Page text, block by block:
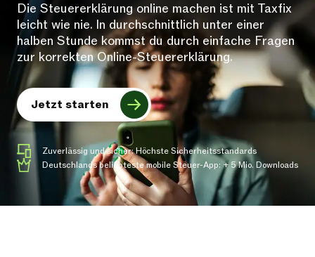
Die Steuererklärung online machen ist mit Taxfix
leicht wie nie. In durchschnittlich unter einer
halben Stunde kommst du durch einfache Fragen
zur korrekten Online-Steuererklärung.
Jetzt starten
Zuverlässig und sicher: Höchste Sicherheitsstandards
Deutschlands beliebteste mobile Steuer-App: + 5 Mio. Downloads